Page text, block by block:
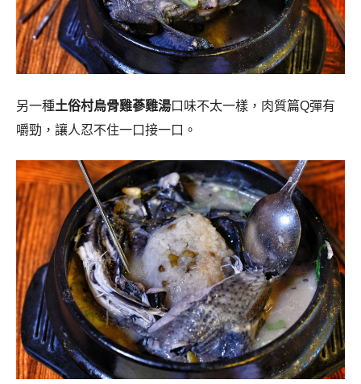
另一種土俗村烏骨雞蔘雞湯口味不太一樣，肉質篇Q彈有
嚼勁，讓人忍不住一口接一口。